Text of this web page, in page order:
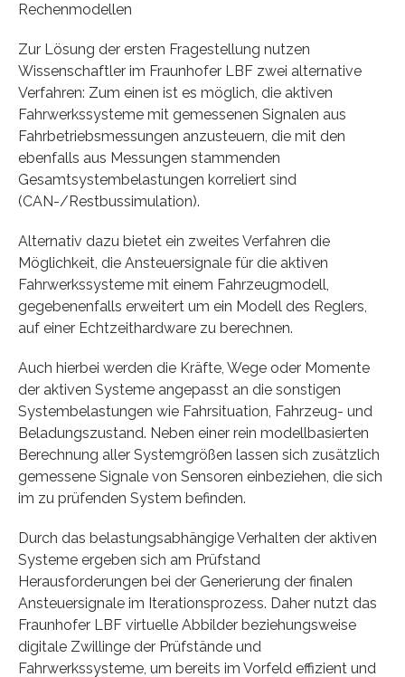
Rechenmodellen
Zur Lösung der ersten Fragestellung nutzen
Wissenschaftler im Fraunhofer LBF zwei alternative
Verfahren: Zum einen ist es möglich, die aktiven
Fahrwerkssysteme mit gemessenen Signalen aus
Fahrbetriebsmessungen anzusteuern, die mit den
ebenfalls aus Messungen stammenden
Gesamtsystembelastungen korreliert sind
(CAN-/Restbussimulation).
Alternativ dazu bietet ein zweites Verfahren die
Möglichkeit, die Ansteuersignale für die aktiven
Fahrwerkssysteme mit einem Fahrzeugmodell,
gegebenenfalls erweitert um ein Modell des Reglers,
auf einer Echtzeithardware zu berechnen.
Auch hierbei werden die Kräfte, Wege oder Momente
der aktiven Systeme angepasst an die sonstigen
Systembelastungen wie Fahrsituation, Fahrzeug- und
Beladungszustand. Neben einer rein modellbasierten
Berechnung aller Systemgrößen lassen sich zusätzlich
gemessene Signale von Sensoren einbeziehen, die sich
im zu prüfenden System befinden.
Durch das belastungsabhängige Verhalten der aktiven
Systeme ergeben sich am Prüfstand
Herausforderungen bei der Generierung der finalen
Ansteuersignale im Iterationsprozess. Daher nutzt das
Fraunhofer LBF virtuelle Abbilder beziehungsweise
digitale Zwillinge der Prüfstände und
Fahrwerkssysteme, um bereits im Vorfeld effizient und